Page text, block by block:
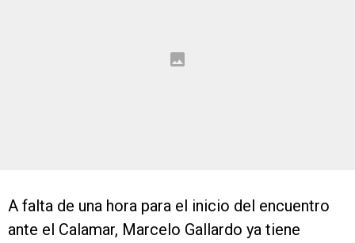
A falta de una hora para el inicio del encuentro
ante el Calamar, Marcelo Gallardo ya tiene